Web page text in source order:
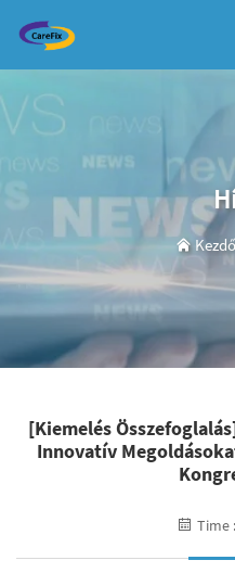
[Kiemelés
Innovatív
Time